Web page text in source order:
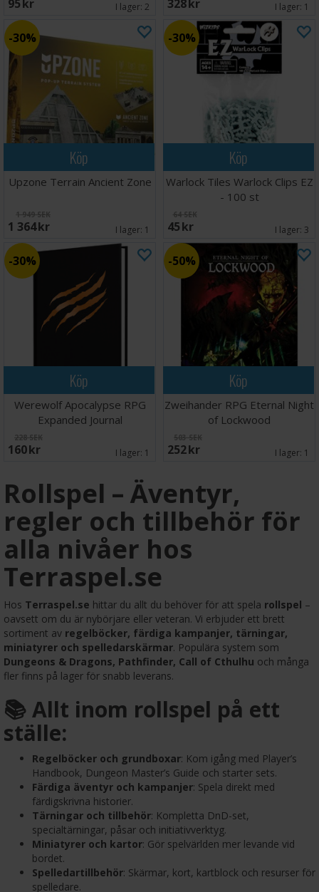
95 SEK I lager: 2 328 SEK I lager: 1
Köp
30%
Upzone Terrain Ancient Zone
1 949 SEK
1 364 SEK I lager: 1
Köp
30%
Warlock Tiles Warlock Clips EZ
- 100 st
64 SEK
45 SEK I lager: 3
Köp
30%
Werewolf Apocalypse RPG
Expanded Journal
228 SEK
160 SEK I lager: 1
Köp
50%
Zweihander RPG Eternal Night
of Lockwood
503 SEK
252 SEK I lager: 1
Rollspel – Äventyr,
regler och tillbehör för
alla nivåer hos
Terraspel.se
Hos Terraspel.se hittar du allt du behöver för att spela rollspel –
oavsett om du är nybörjare eller veteran. Vi erbjuder ett brett
sortiment av regelböcker, färdiga kampanjer, tärningar,
miniatyrer och spelledarskärmar. Populära system som
Dungeons & Dragons, Pathfinder, Call of Cthulhu och många
fler finns på lager för snabb leverans.
📚 Allt inom rollspel på ett
ställe:
Regelböcker och grundboxar: Kom igång med Player’s
Handbook, Dungeon Master’s Guide och starter sets.
Färdiga äventyr och kampanjer: Spela direkt med
färdigskrivna historier.
Tärningar och tillbehör: Kompletta DnD-set,
specialtärningar, påsar och initiativverktyg.
Miniatyrer och kartor: Gör spelvärlden mer levande vid
bordet.
Spelledartillbehör: Skärmar, kort, kartblock och resurser för
spelledare.